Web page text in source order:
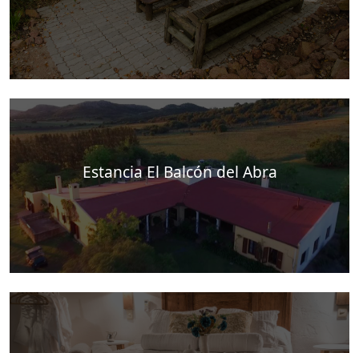
Estancia El Balcón del Abra